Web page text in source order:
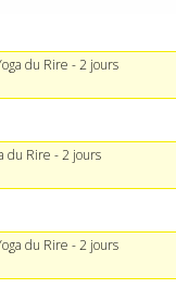
du Rire - 2 jours
du Rire - 2 jours
du Rire - 2 jours